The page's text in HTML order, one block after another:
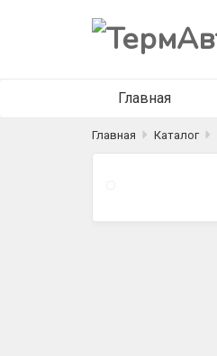
Главная
Главная Каталог